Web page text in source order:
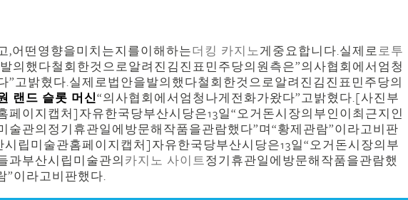
,어떤영향을미치는지를이해하는더킹 카지노게중요합니다.실제로로투
의했다철회한것으로알려진김진표민주당의원측은”의사협회에서엄청
”고밝혔다.실제로법안을발의했다철회한것으로알려진김진표민주당의
랜드 슬롯 머신“의사협회에서엄청나게전화가왔다”고밝혔다.[사진부
페이지캡처]자유한국당부산시당은13일“오거돈시장의부인이최근지인
술관의정기휴관일에방문해작품을관람했다”며“황제관람”이라고비판
립미술관홈페이지캡처]자유한국당부산시당은13일“오거돈시장의부
과부산시립미술관의카지노 사이트정기휴관일에방문해작품을관람했
”이라고비판했다.